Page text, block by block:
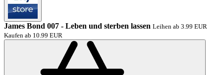
James Bond 007 - Leben und sterben lassen Leihen ab 3.99 EUR
Kaufen ab 10.99 EUR